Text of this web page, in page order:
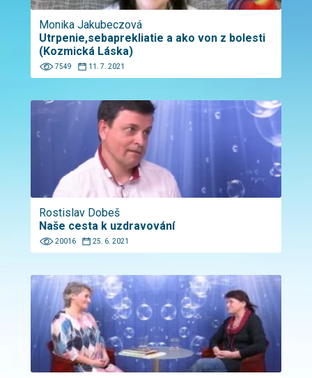
Monika Jakubeczová
Utrpenie,sebaprekliatie a ako von z bolesti
(Kozmická Láska)
7549 11. 7. 2021
Rostislav Dobeš
Naše cesta k uzdravování
20016 25. 6. 2021